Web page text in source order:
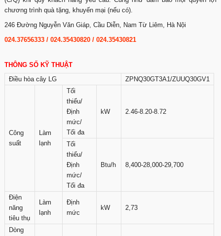
chương trình quà tặng, khuyến mại (nếu có).
246 Đường Nguyễn Văn Giáp, Cầu Diễn, Nam Từ Liêm, Hà Nội
024.37656333 / 024.35430820 / 024.35430821
THÔNG SỐ KỸ THUẬT
Điều hòa cây LG
ZPNQ30GT3A1/ZUUQ30GV1
Công
suất
Làm
lạnh
Tối
thiểu/
Định
mức/
Tối đa
kW 2.46-8.20-8.72
Tối
thiểu/
Định
mức/
Tối đa
Btu/h 8,400-28,000-29,700
Điện
năng
tiêu thụ
Làm
lạnh
Định
mức
kW 2,73
Dòng